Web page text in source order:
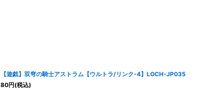
【遊戯】双穹の騎士アストラム【ウルトラ/リンク-4】LOCH-JP035
80円(税込)